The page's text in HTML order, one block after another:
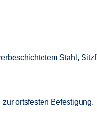
Stahl,
ortsfesten Befestigung.